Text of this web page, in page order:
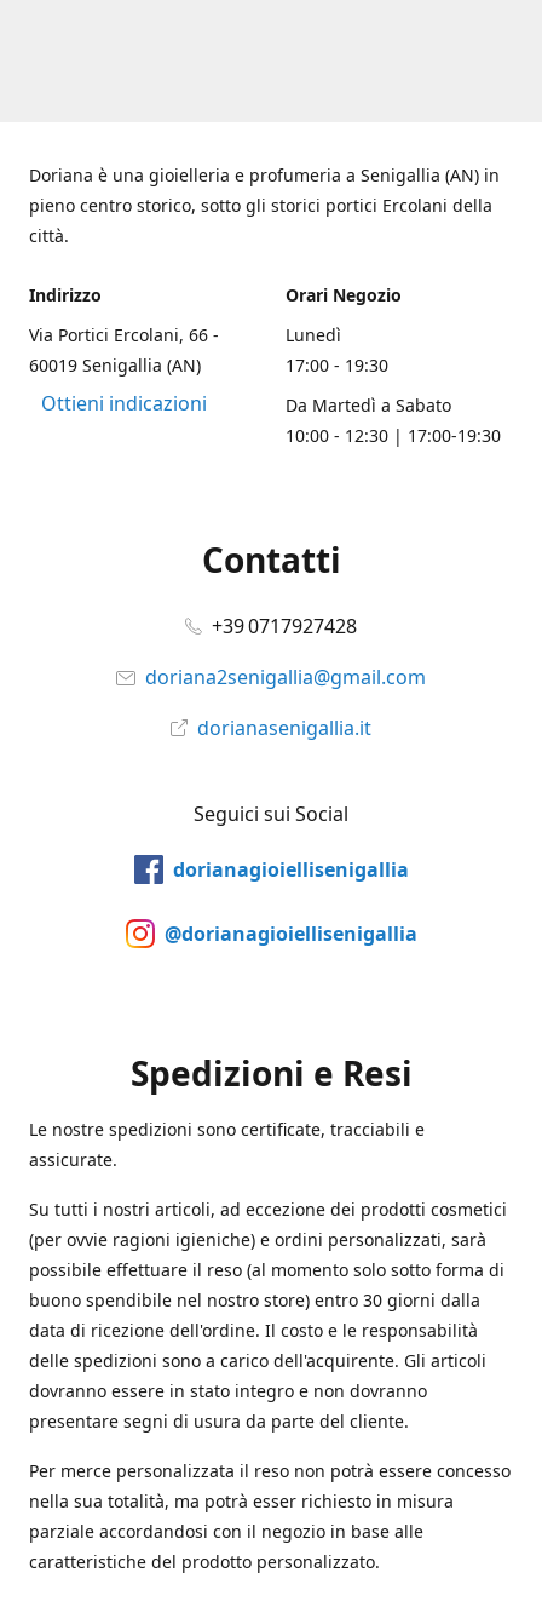
Doriana è una gioielleria e profumeria a Senigallia (AN) in
pieno centro storico, sotto gli storici portici Ercolani della
città.
Indirizzo
Via Portici Ercolani, 66 -
60019 Senigallia (AN)
Ottieni indicazioni
Orari Negozio
Lunedì
17:00 - 19:30
Da Martedì a Sabato
10:00 - 12:30 | 17:00-19:30
Contatti
+39 0717927428
doriana2senigallia@gmail.com
dorianasenigallia.it
Seguici sui Social
dorianagioiellisenigallia
@dorianagioiellisenigallia
Spedizioni e Resi
Le nostre spedizioni sono certificate, tracciabili e
assicurate.
Su tutti i nostri articoli, ad eccezione dei prodotti cosmetici
(per ovvie ragioni igieniche) e ordini personalizzati, sarà
possibile effettuare il reso (al momento solo sotto forma di
buono spendibile nel nostro store) entro 30 giorni dalla
data di ricezione dell'ordine. Il costo e le responsabilità
delle spedizioni sono a carico dell'acquirente. Gli articoli
dovranno essere in stato integro e non dovranno
presentare segni di usura da parte del cliente.
Per merce personalizzata il reso non potrà essere concesso
nella sua totalità, ma potrà esser richiesto in misura
parziale accordandosi con il negozio in base alle
caratteristiche del prodotto personalizzato.